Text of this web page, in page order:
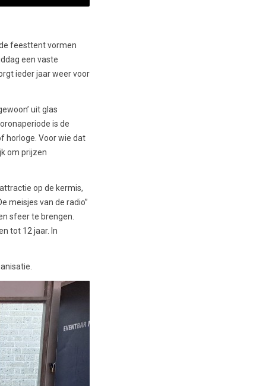
feesttent vormen
een vaste
ieder jaar weer voor
uit glas
is de
horloge. Voor wie dat
om prijzen
op de kermis,
meisjes van de radio”
sfeer te brengen.
tot 12 jaar. In